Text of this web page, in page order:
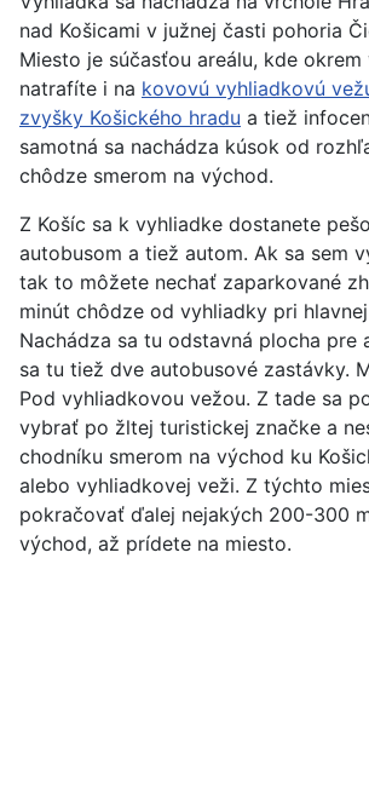
nad Košicami v južnej časti pohoria
Miesto je súčasťou areálu, kde
natrafíte i na kovovú vyhliadkovú
zvyšky Košického hradu a tiež
samotná sa nachádza kúsok od
chôdze smerom na východ.
Z Košíc sa k vyhliadke dostanete
autobusom a tiež autom. Ak sa sem
tak to môžete nechať zaparkované
minút chôdze od vyhliadky pri
Nachádza sa tu odstavná plocha pre
sa tu tiež dve autobusové zastávky.
Pod vyhliadkovou vežou. Z tade sa
vybrať po žltej turistickej značke a
chodníku smerom na východ ku
alebo vyhliadkovej veži. Z týchto
pokračovať ďalej nejakých 200-300
východ, až prídete na miesto.